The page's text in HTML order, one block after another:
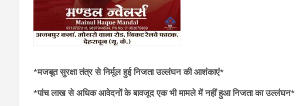
*मजबूत सुरक्षा तंत्र से निर्मूल हुई निजता उल्लंघन की आशंकाएं*
*पांच लाख से अधिक आवेदनों के बावजूद एक भी मामले में नहीं हुआ निजता का उल्लंघन*